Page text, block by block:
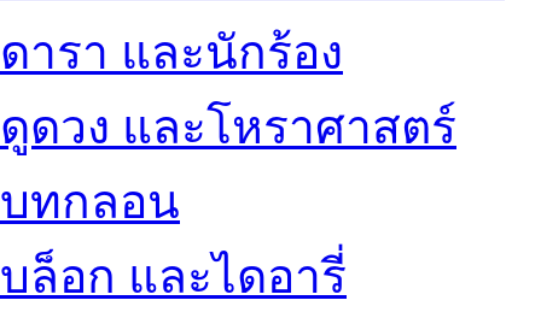
ดารา และนักร้อง
ดูดวง และโหราศาสตร์
บทกลอน
บล็อก และไดอารี่